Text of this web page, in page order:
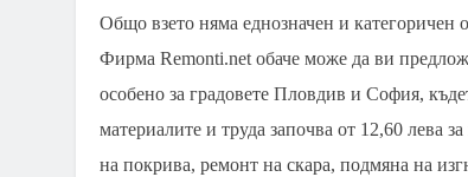
Общо взето няма еднозначен и категоричен
Фирма Remonti.net обаче може да ви
особено за градовете Пловдив и София,
материалите и труда започва от 12,60 лева
на покрива, ремонт на скара, подмяна на